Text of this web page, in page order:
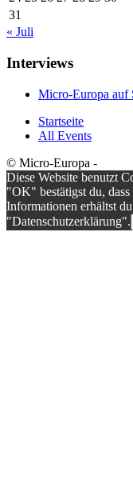
31
« Juli
Interviews
Micro-Europa auf
Startseite
All Events
© Micro-Europa -
Diese Website benutzt
"OK" bestätigst du,
Informationen erhältst
"Datenschutzerklärung".